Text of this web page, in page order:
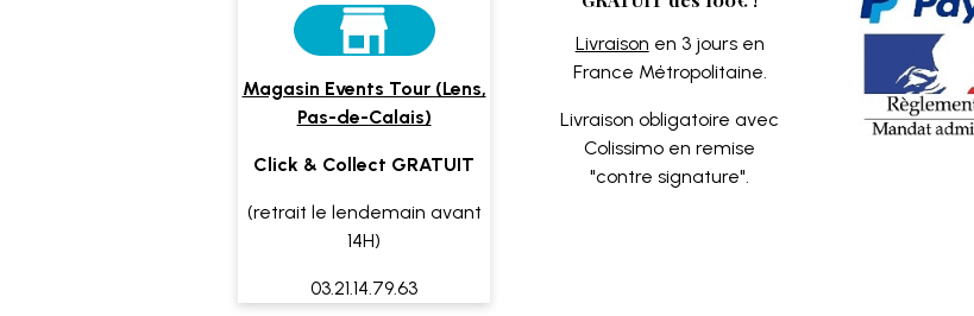
Livraison en 3 jours en
France Métropolitaine.
Livraison obligatoire avec
Colissimo en remise
"contre signature".
Magasin Events Tour (Lens,
Pas-de-Calais)
Click & Collect GRATUIT
(retrait le lendemain avant
14H)
03.21.14.79.63